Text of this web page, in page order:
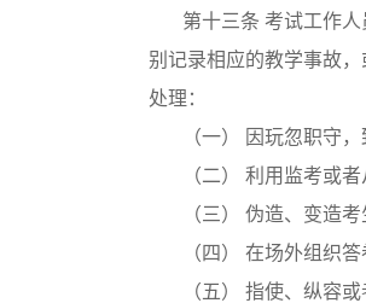
第十三条 考试工作
别记录相应的教学事故
处理：
（一） 因玩忽职守
（二） 利用监考或
（三） 伪造、变造
（四） 在场外组织
（五） 指使、纵容